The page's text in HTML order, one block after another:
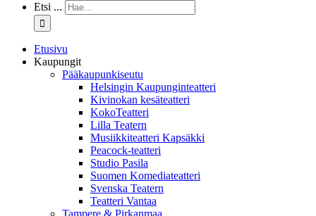
Etsi ...
Etusivu
Kaupungit
Pääkaupunkiseutu
Helsingin Kaupunginteatteri
Kivinokan kesäteatteri
KokoTeatteri
Lilla Teatern
Musiikkiteatteri Kapsäkki
Peacock-teatteri
Studio Pasila
Suomen Komediateatteri
Svenska Teatern
Teatteri Vantaa
Tampere & Pirkanmaa